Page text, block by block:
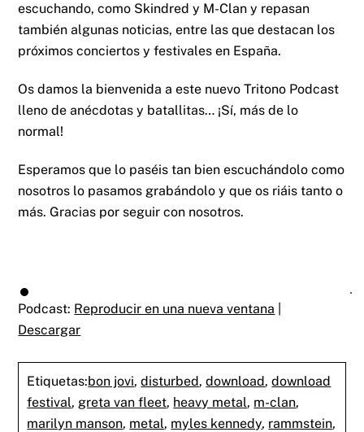
escuchando, como Skindred y M-Clan y repasan
también algunas noticias, entre las que destacan los
próximos conciertos y festivales en España.
Os damos la bienvenida a este nuevo Tritono Podcast
lleno de anécdotas y batallitas… ¡Sí, más de lo
normal!
Esperamos que lo paséis tan bien escuchándolo como
nosotros lo pasamos grabándolo y que os riáis tanto o
más. Gracias por seguir con nosotros.
Podcast: Reproducir en una nueva ventana
Descargar
Etiquetas:bon jovi,disturbed,download,download
festival, greta van fleet, heavy metal, m-clan,
marilyn manson, metal, myles kennedy, rammstein,